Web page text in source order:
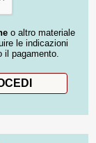
o altro materiale
le indicazioni
pagamento.